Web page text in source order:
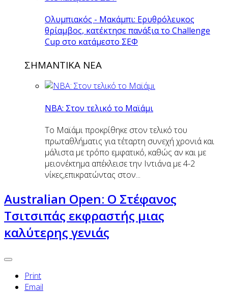
Ολυμπιακός - Μακάμπι: Ερυθρόλευκος
θρίαμβος, κατέκτησε πανάξια το Challenge
Cup στο κατάμεστο ΣΕΦ
ΣΗΜΑΝΤΙΚΑ ΝΕΑ
NBA: Στον τελικό το Μαϊάμι
Το Μαϊάμι προκρίθηκε στον τελικό του
πρωταθλήματις για τέταρτη συνεχή χρονιά και
μάλιστα με τρόπο εμφατικό, καθώς αν και με
μειονέκτημα απέκλεισε την Ιντιάνα με 4-2
νίκες,επικρατώντας στον...
Australian Open: Ο Στέφανος
Τσιτσιπάς εκφραστής μιας
καλύτερης γενιάς
Print
Email